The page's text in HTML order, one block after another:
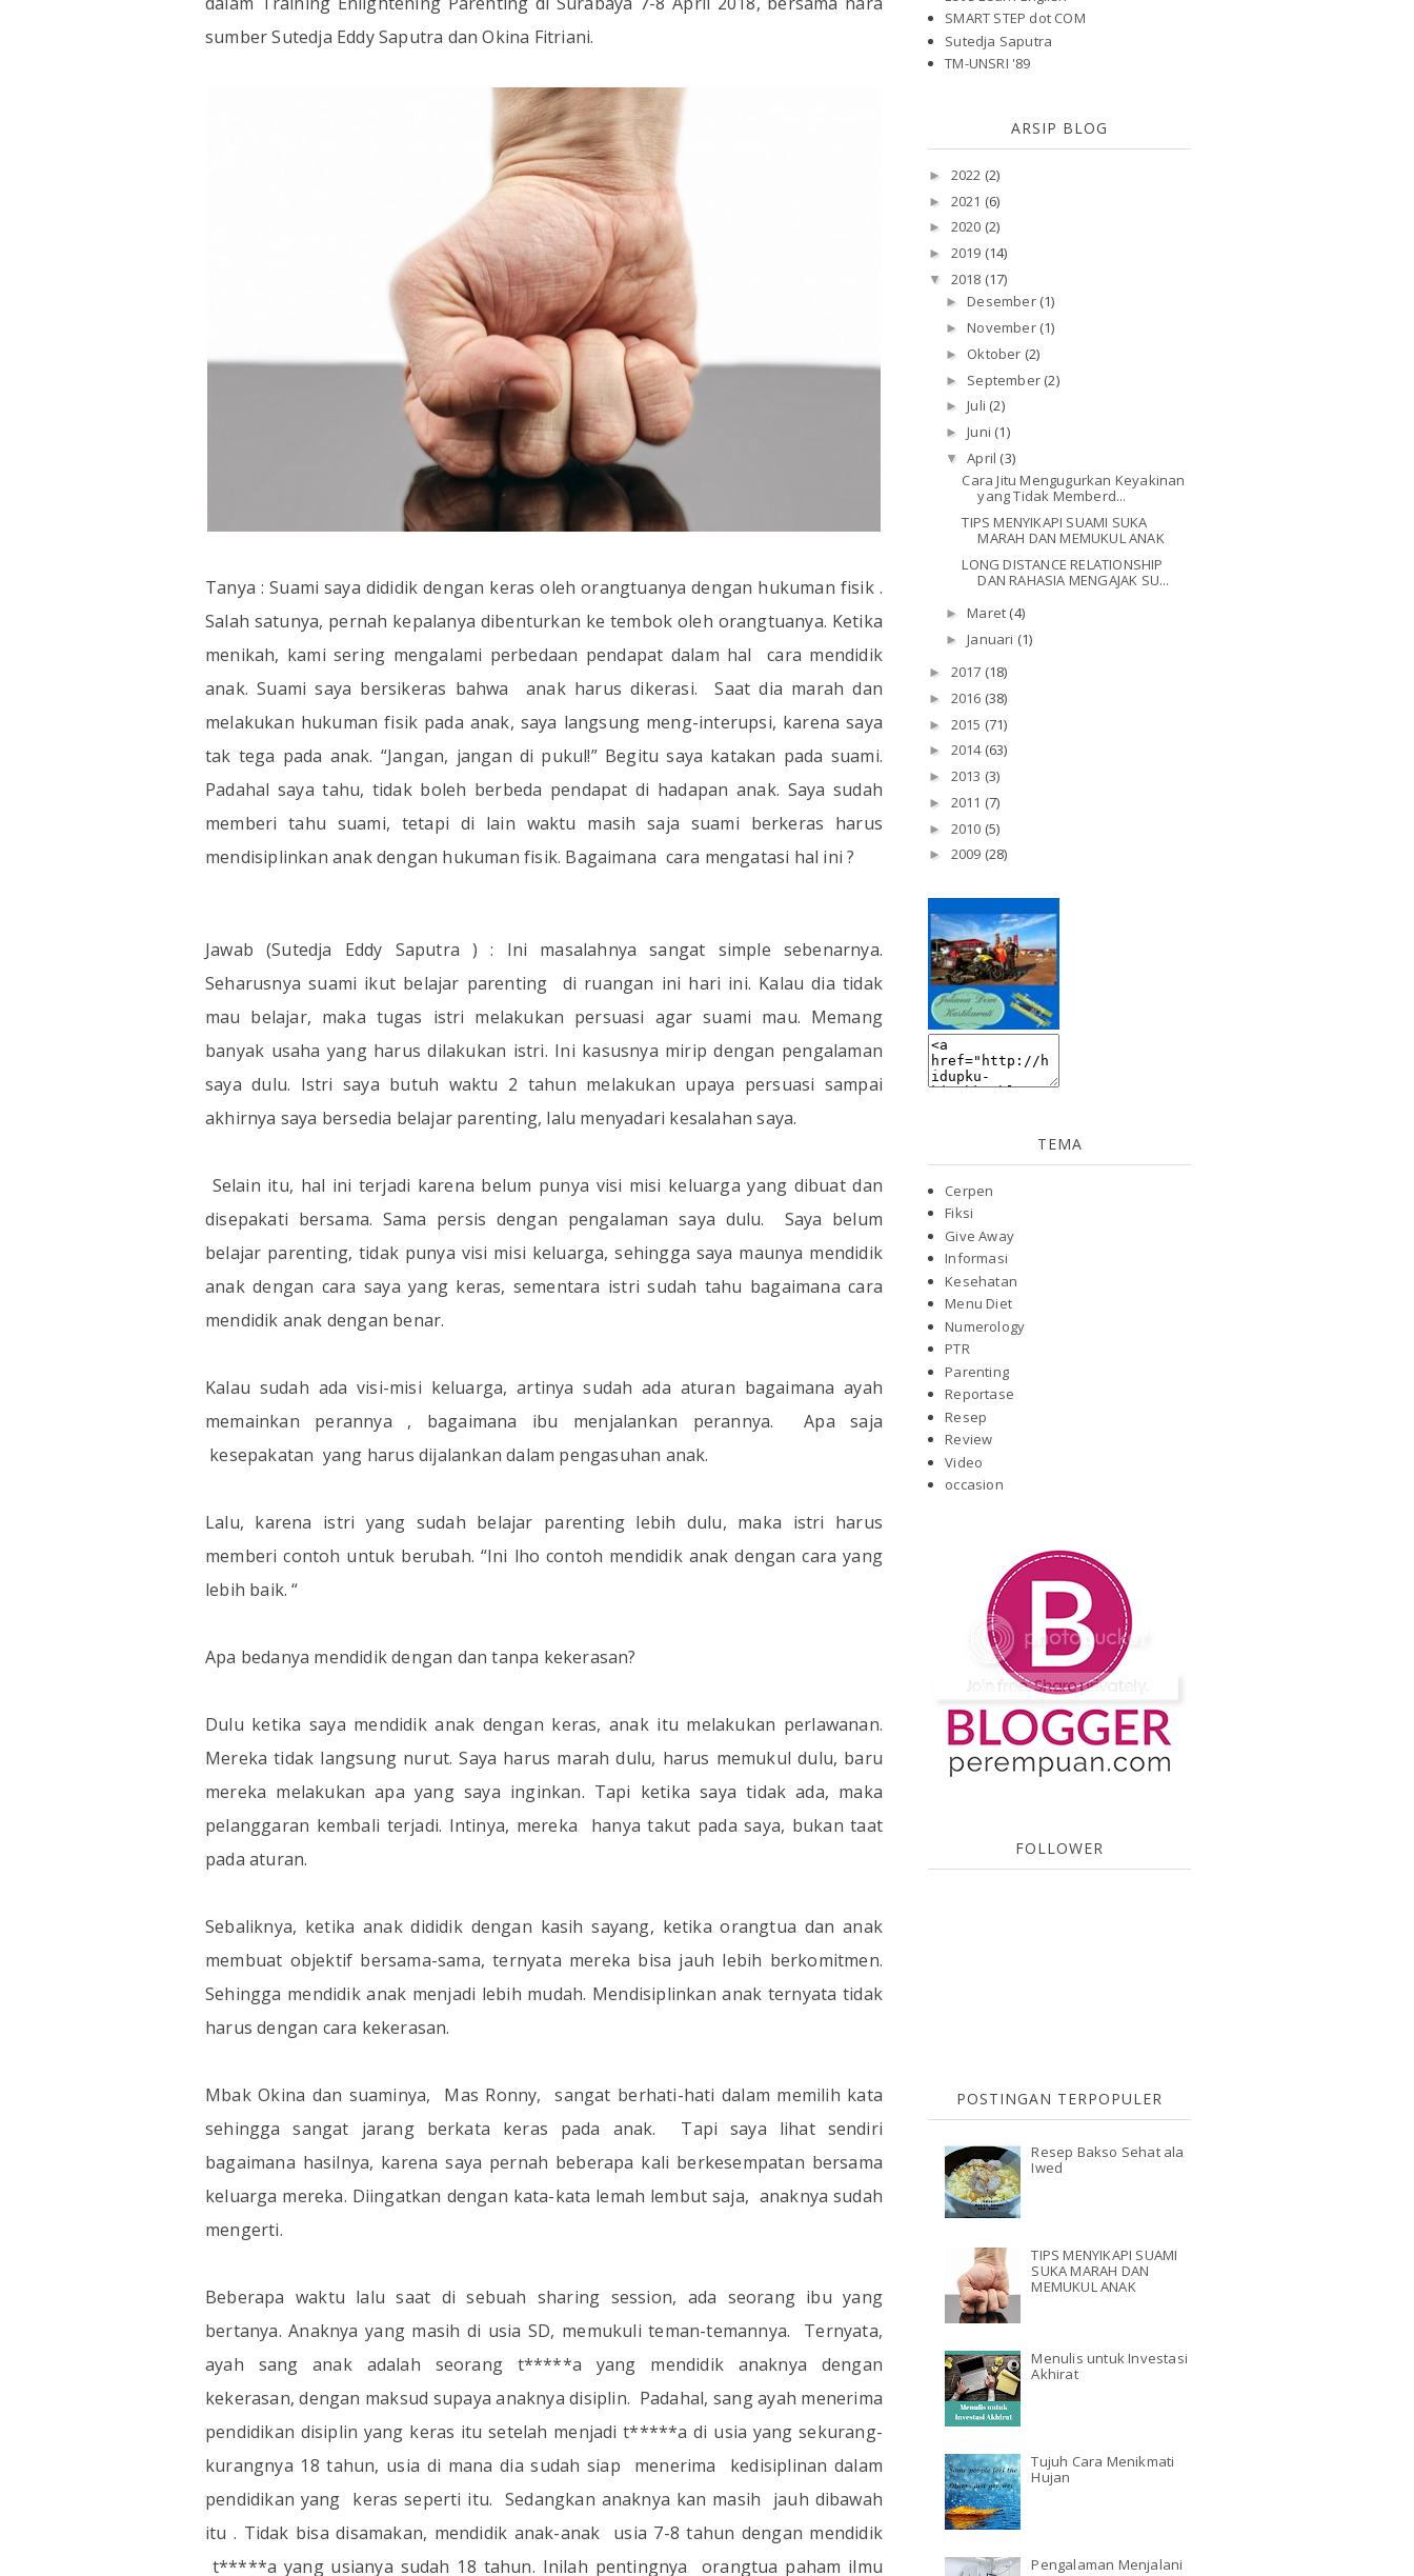
sumber Sutedja Eddy Saputra dan Okina Fitriani.
Tanya : Suami saya dididik dengan keras oleh orangtuanya dengan hukuman fisik .
Salah satunya, pernah kepalanya dibenturkan ke tembok oleh orangtuanya. Ketika
menikah, kami sering mengalami perbedaan pendapat dalam hal
cara mendidik
anak. Suami saya bersikeras bahwa
anak harus dikerasi.
Saat dia marah dan
melakukan hukuman fisik pada anak, saya langsung meng-interupsi, karena saya
tak tega pada anak. “Jangan, jangan di pukul!” Begitu saya katakan pada suami.
Padahal saya tahu, tidak boleh berbeda pendapat di hadapan anak. Saya sudah
memberi tahu suami, tetapi di lain waktu masih saja suami berkeras harus
mendisiplinkan anak dengan hukuman fisik. Bagaimana cara mengatasi hal ini ?
Jawab (Sutedja Eddy Saputra ) : Ini masalahnya sangat simple sebenarnya.
Seharusnya suami ikut belajar parenting
di ruangan ini hari ini. Kalau dia tidak
mau belajar, maka tugas istri melakukan persuasi agar suami mau. Memang
banyak usaha yang harus dilakukan istri. Ini kasusnya mirip dengan pengalaman
saya dulu. Istri saya butuh waktu 2 tahun melakukan upaya persuasi sampai
akhirnya saya bersedia belajar parenting, lalu menyadari kesalahan saya.
Selain itu, hal ini terjadi karena belum punya visi misi keluarga yang dibuat dan
disepakati bersama. Sama persis dengan pengalaman saya dulu.
Saya belum
belajar parenting, tidak punya visi misi keluarga, sehingga saya maunya mendidik
anak dengan cara saya yang keras, sementara istri sudah tahu bagaimana cara
mendidik anak dengan benar.
Kalau sudah ada visi-misi keluarga, artinya sudah ada aturan bagaimana ayah
memainkan perannya , bagaimana ibu menjalankan perannya.
Apa saja
kesepakatan yang harus dijalankan dalam pengasuhan anak.
Lalu, karena istri yang sudah belajar parenting lebih dulu, maka istri harus
memberi contoh untuk berubah. “Ini lho contoh mendidik anak dengan cara yang
lebih baik. “
Apa bedanya mendidik dengan dan tanpa kekerasan?
Dulu ketika saya mendidik anak dengan keras, anak itu melakukan perlawanan.
Mereka tidak langsung nurut. Saya harus marah dulu, harus memukul dulu, baru
mereka melakukan apa yang saya inginkan. Tapi ketika saya tidak ada, maka
pelanggaran kembali terjadi. Intinya, mereka
hanya takut pada saya, bukan taat
pada aturan.
Sebaliknya, ketika anak dididik dengan kasih sayang, ketika orangtua dan anak
membuat objektif bersama-sama, ternyata mereka bisa jauh lebih berkomitmen.
Sehingga mendidik anak menjadi lebih mudah. Mendisiplinkan anak ternyata tidak
harus dengan cara kekerasan.
Mbak Okina dan suaminya, Mas Ronny,
sangat berhati-hati dalam memilih kata
sehingga sangat jarang berkata keras pada anak.
Tapi saya lihat sendiri
bagaimana hasilnya, karena saya pernah beberapa kali berkesempatan bersama
keluarga mereka. Diingatkan dengan kata-kata lemah lembut saja, anaknya sudah
mengerti.
Beberapa waktu lalu saat di sebuah sharing session, ada seorang ibu yang
bertanya. Anaknya yang masih di usia SD, memukuli teman-temannya.
Ternyata,
ayah sang anak adalah seorang t*****a yang mendidik anaknya dengan
kekerasan, dengan maksud supaya anaknya disiplin. Padahal, sang ayah menerima
pendidikan disiplin yang keras itu setelah menjadi t*****a di usia yang sekurang-
kurangnya 18 tahun, usia di mana dia sudah siap
menerima
kedisiplinan dalam
pendidikan yang keras seperti itu. Sedangkan anaknya kan masih
jauh dibawah
itu . Tidak bisa disamakan, mendidik anak-anak
usia 7-8 tahun dengan mendidik
t*****a yang usianya sudah 18 tahun. Inilah pentingnya
orangtua paham ilmu
SMART STEP dot COM
Sutedja Saputra
TM-UNSRI '89
ARSIP BLOG
► 2022 (2)
► 2021 (6)
► 2020 (2)
► 2019 (14)
▼ 2018 (17)
►Desember (1)
►November (1)
► Oktober (2)
► September (2)
►Juli (2)
►Juni (1)
▼April (3)
Cara Jitu Mengugurkan Keyakinan
yang Tidak Memberd...
TIPS MENYIKAPI SUAMI SUKA
MARAH DAN MEMUKUL ANAK
LONG DISTANCE RELATIONSHIP
DAN RAHASIA MENGAJAK SU...
►Maret (4)
►Januari (1)
► 2017 (18)
► 2016 (38)
► 2015 (71)
► 2014 (63)
► 2013 (3)
► 2011 (7)
► 2010 (5)
► 2009 (28)
TEMA
Cerpen
Fiksi
Give Away
Informasi
Kesehatan
Menu Diet
Numerology
PTR
Parenting
Reportase
Resep
Review
Video
occasion
FOLLOWER
POSTINGAN TERPOPULER
Resep Bakso Sehat ala
Iwed
TIPS MENYIKAPI SUAMI
SUKA MARAH DAN
MEMUKUL ANAK
Menulis untuk Investasi
Akhirat
Tujuh Cara Menikmati
Hujan
Pengalaman Menjalani